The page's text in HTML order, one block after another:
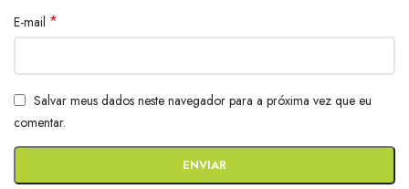
E-mail *
Salvar meus dados neste navegador para a próxima vez que eu
comentar.